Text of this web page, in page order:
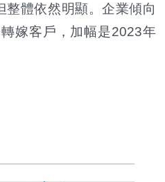
體依然明顯。企業傾向
嫁客戶，加幅是2023年